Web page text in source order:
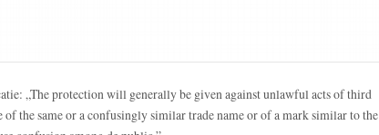
„The protection will generally be given against unlawful acts of third
of the same or a confusingly similar trade name or of a mark similar to the